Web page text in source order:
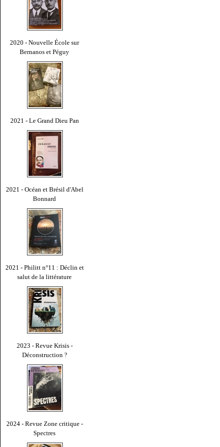
2020 - Nouvelle École sur
Bernanos et Péguy
2021 - Le Grand Dieu Pan
2021 - Océan et Brésil d'Abel
Bonnard
2021 - Philitt n°11 : Déclin et
salut de la littérature
2023 - Revue Krisis -
Déconstruction ?
2024 - Revue Zone critique -
Spectres